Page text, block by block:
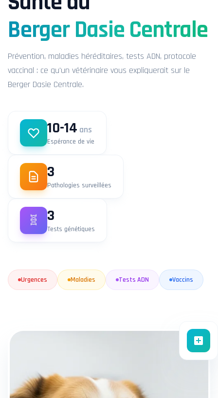
Berger Dasie Centrale
Prévention, maladies héréditaires, tests ADN, protocole
vaccinal : ce qu'un vétérinaire vous expliquerait sur le
Berger Dasie Centrale.
10-14 ans
Espérance de vie
3
Pathologies surveillées
🧬 3
Tests génétiques
Urgences Maladies Tests ADN Vaccins